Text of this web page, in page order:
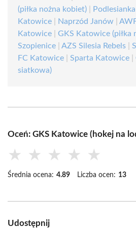
(piłka nożna kobiet)
Katowice
Naprzód Janów
Katowice
GKS Katowice (piłka
Szopienice
AZS Silesia Rebels
FC Katowice
Sparta Katowice
siatkowa)
Oceń: GKS Katowice (hokej na
★ ★ ★ ★ ★
Średnia ocena: 4.89 Liczba ocen: 13
Udostępnij